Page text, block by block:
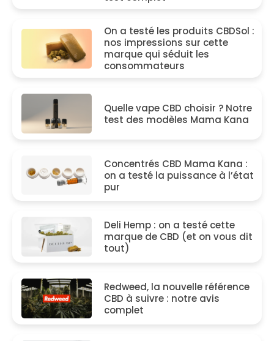
On a testé les produits CBDSol :
nos impressions sur cette
marque qui séduit les
consommateurs
Quelle vape CBD choisir ? Notre
test des modèles Mama Kana
Concentrés CBD Mama Kana :
on a testé la puissance à l’état
pur
Deli Hemp : on a testé cette
marque de CBD (et on vous dit
tout)
Redweed, la nouvelle référence
CBD à suivre : notre avis
complet